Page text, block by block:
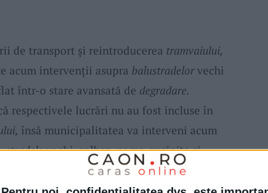
de transport și reintroducerea tramvaiului,
acum intervenții asupra balustradelorvechi
într-o stare avansată de degradare.
respectivele lucrări nu au fost incluse în
însă municipalitatea va interveni acum
vechi, galben-negre, ruginite și
La fel și lapodul de la Henn
să mergem și să schimbăm și